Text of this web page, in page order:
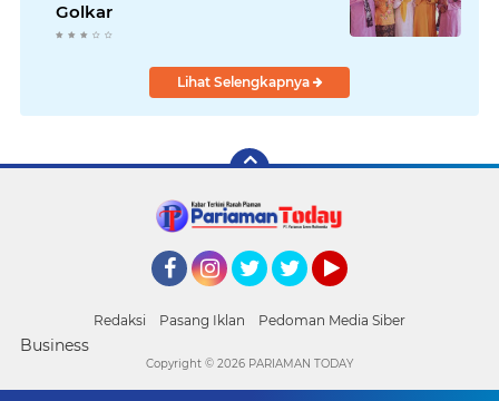
Golkar
Lihat Selengkapnya
Redaksi Pasang Iklan Pedoman Media Siber
Business
Copyright © 2026 PARIAMAN TODAY